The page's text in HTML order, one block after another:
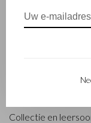
Klantenservice
Contactformulier
Collectie en